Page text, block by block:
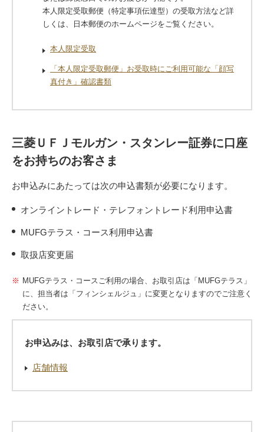
本人限定受取郵便（特定事項伝達型）の受取方法など詳
しくは、日本郵便のホームページをご覧ください。
本人限定受取
「本人限定受取郵便」お受取時にご利用可能な「顔写
真付き」確認書類
三菱ＵＦＪモルガン・スタンレー証券に口座
をお持ちのお客さま
お申込みにあたっては次の申込書類が必要になります。
オンライントレード・テレフォントレード利用申込書
MUFGテラス・コース利用申込書
取扱店変更届
MUFGテラス・コースご利用の場合、お取引店は「MUFGテラス」
に、担当者は「フィンシェルジュ」に変更となりますのでご注意く
ださい。
お申込みは、お取引店で承ります。
店舗情報